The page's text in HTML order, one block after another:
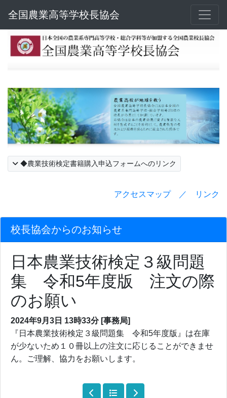
全国農業高等学校長協会
◆農業技術検定書籍購入申込フォームへのリンク
アクセスマップ ／ リンク
校長協会からのお知らせ
日本農業技術検定３級問題
集 令和5年度版 注文の際
のお願い
2024年9月3日 13時33分 [事務局]
『日本農業技術検定３級問題集 令和5年度版』は在庫
が少ないため１０冊以上の注文に応じることができませ
ん。ご理解、協力をお願いします。